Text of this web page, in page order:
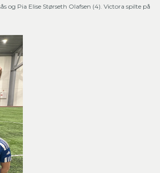
og Pia Elise Størseth Olafsen (4). Victora spilte på